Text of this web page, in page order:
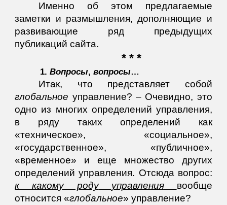
Именно об этом предлагаемые
заметки и размышления, дополняющие и
развивающие ряд предыдущих
публикаций сайта.
* * *
1.Вопросы,вопросы…
Итак, что представляет собой
глобальное управление? – Очевидно, это
одно из многих определений управления,
в ряду таких определений как
«техническое», «социальное»,
«государственное», «публичное»,
«временное» и еще множество других
определений управления. Отсюда вопрос:
к какому роду
управления
вообще
относится «глобальное» управление?